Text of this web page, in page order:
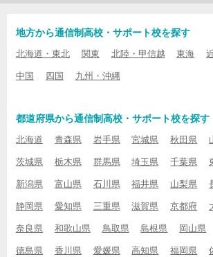
地方から通信制高校・サポート校を探す
北海道・東北 関東 北陸・甲信越 東海
中国 四国 九州・沖縄
都道府県から通信制高校・サポート校を探す
北海道 青森県 岩手県 宮城県 秋田県
茨城県 栃木県 群馬県 埼玉県 千葉県
新潟県 富山県 石川県 福井県 山梨県
静岡県 愛知県 三重県 滋賀県 京都府
奈良県 和歌山県 鳥取県 島根県 岡山県
徳島県 香川県 愛媛県 高知県 福岡県